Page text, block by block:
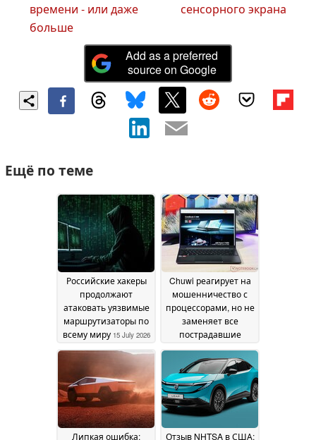
времени - или даже
больше
сенсорного экрана
Add as a preferred
source on Google
Ещё по теме
Российские хакеры
продолжают
атаковать уязвимые
маршрутизаторы по
всему миру 15 July 2026
Chuwi реагирует на
мошенничество с
процессорами, но не
заменяет все
пострадавшие
24 March 2026
Липкая ошибка:
Отзыв NHTSA в США: